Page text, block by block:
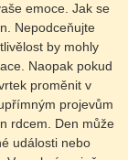
emoce. Jak se
Nepodceňujte
by mohly
Naopak pokud
proměnit v
projevům
rdcem. Den může
události nebo